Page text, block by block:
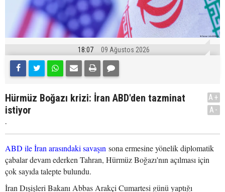
18:07 09 Ağustos 2026
Hürmüz Boğazı krizi: İran ABD'den tazminat
istiyor
.
A+
A-
ABD ile İran arasındaki savaşın sona ermesine yönelik diplomatik
çabalar devam ederken Tahran, Hürmüz Boğazı'nın açılması için
çok sayıda talepte bulundu.
İran Dışişleri Bakanı Abbas Arakçi Cumartesi günü yaptığı